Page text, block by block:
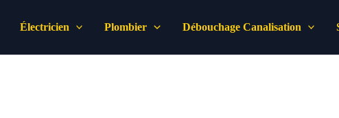
Électricien Plombier Débouchage Canalisation